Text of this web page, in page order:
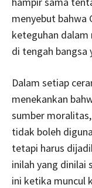
menyebut bahwa
keteguhan
di tengah bangsa
Dalam setiap
menekankan
sumber
tidak boleh
tetapi harus
inilah yang dinilai
ini ketika muncul